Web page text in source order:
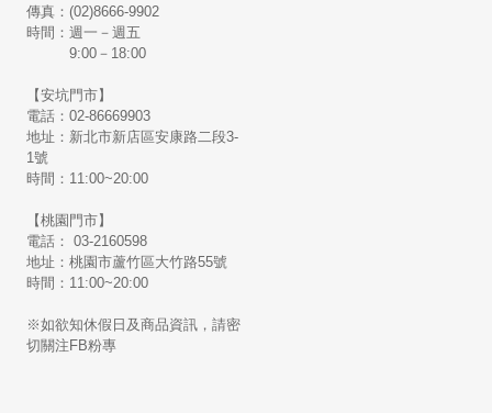
傳真：(02)8666-9902
時間：週一－週五
9:00－18:00
【安坑門市】
電話：02-86669903
地址：新北市新店區安康路二段3-
1號
時間：11:00~20:00
【桃園門市】
電話： 03-2160598
地址：桃園市蘆竹區大竹路55號
時間：11:00~20:00
※如欲知休假日及商品資訊，請密
切關注FB粉專